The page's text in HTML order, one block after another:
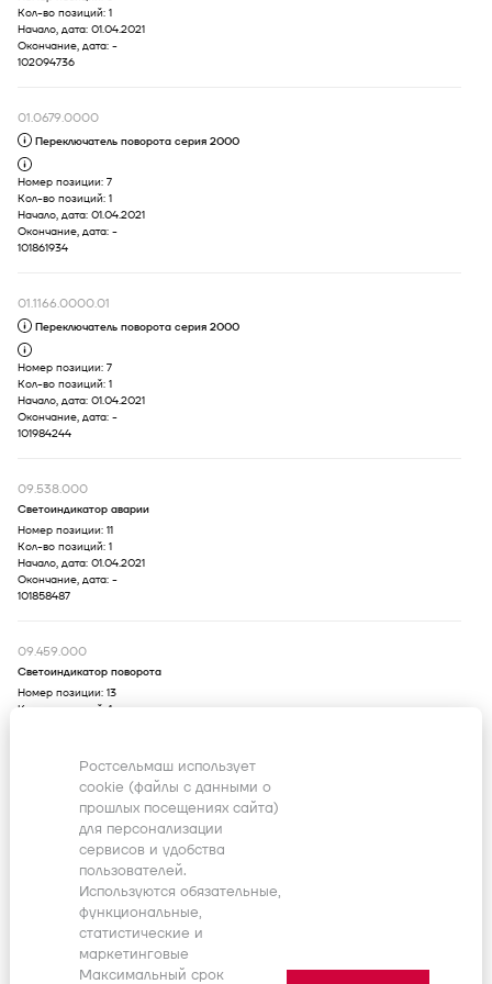
Кол-во позиций: 1
Начало, дата: 01.04.2021
Окончание, дата: -
102094736
01.0679.0000
Номер позиции: 7
Кол-во позиций: 1
Начало, дата: 01.04.2021
Окончание, дата: -
101861934
Для выбора подходящей к вашей
технике детали введите в поиск код
продукта или свяжитесь с дилером
Переключатель поворота серия 2000
01.1166.0000.01
Номер позиции: 7
Кол-во позиций: 1
Начало, дата: 01.04.2021
Окончание, дата: -
101984244
Для выбора подходящей к вашей
технике детали введите в поиск код
продукта или свяжитесь с дилером
Переключатель поворота серия 2000
09.538.000
Номер позиции: 11
Кол-во позиций: 1
Начало, дата: 01.04.2021
Окончание, дата: -
101858487
Светоиндикатор аварии
09.459.000
Номер позиции: 13
Кол-во позиций: 1
Светоиндикатор поворота
09.458.000
Номер позиции:17
Кол-во позиций:1
Начало, дата:01.04.2021
Окончание, дата:
СВЕТОИНДИКАТОР
Ростсельмаш использует
cookie (файлы с данными о
прошлых посещениях сайта)
для персонализации
сервисов и удобства
пользователей.
Используются обязательные,
функциональные,
статистические и
маркетинговые
Максимальный срок